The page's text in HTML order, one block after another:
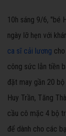
10h sáng 9/6, "bé
ngày lỡ hẹn với
ca sĩ cải lương
công sức lẫn tiền
đặt may gần 20
Huy Trần, Tăng
cầu cô mặc 4 bộ
để dành cho các